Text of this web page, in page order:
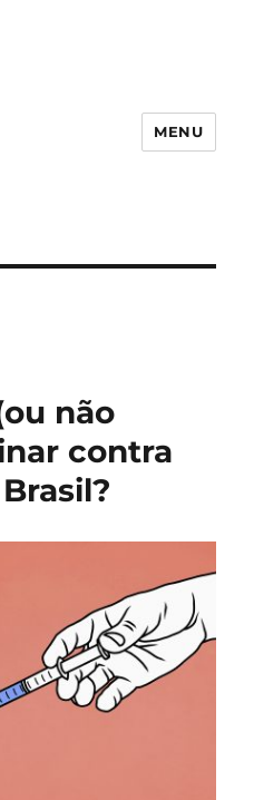
MENU
não
contra